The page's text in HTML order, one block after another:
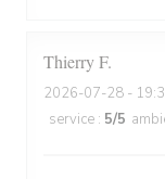
ThierryF
2026-07-28 -
service : 5/5